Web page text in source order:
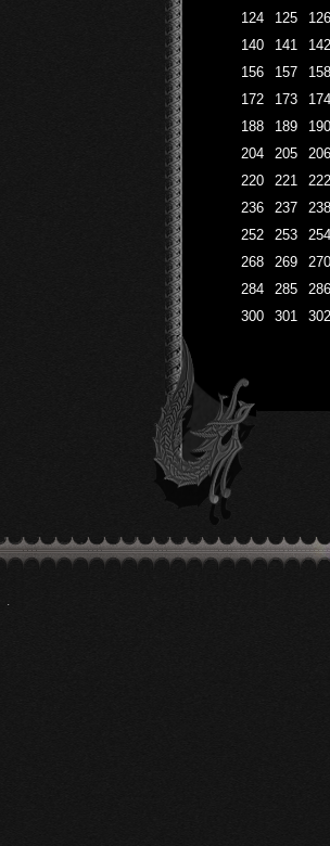
124
125
126
140
141
142
156
157
158
172
173
174
188
189
190
204
205
206
220
221
222
236
237
238
252
253
254
268
269
270
284
285
286
300
301 302
.